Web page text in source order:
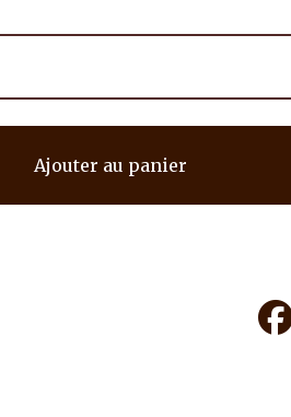
Ajouter au panier